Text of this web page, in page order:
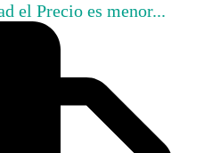
el Precio es menor...